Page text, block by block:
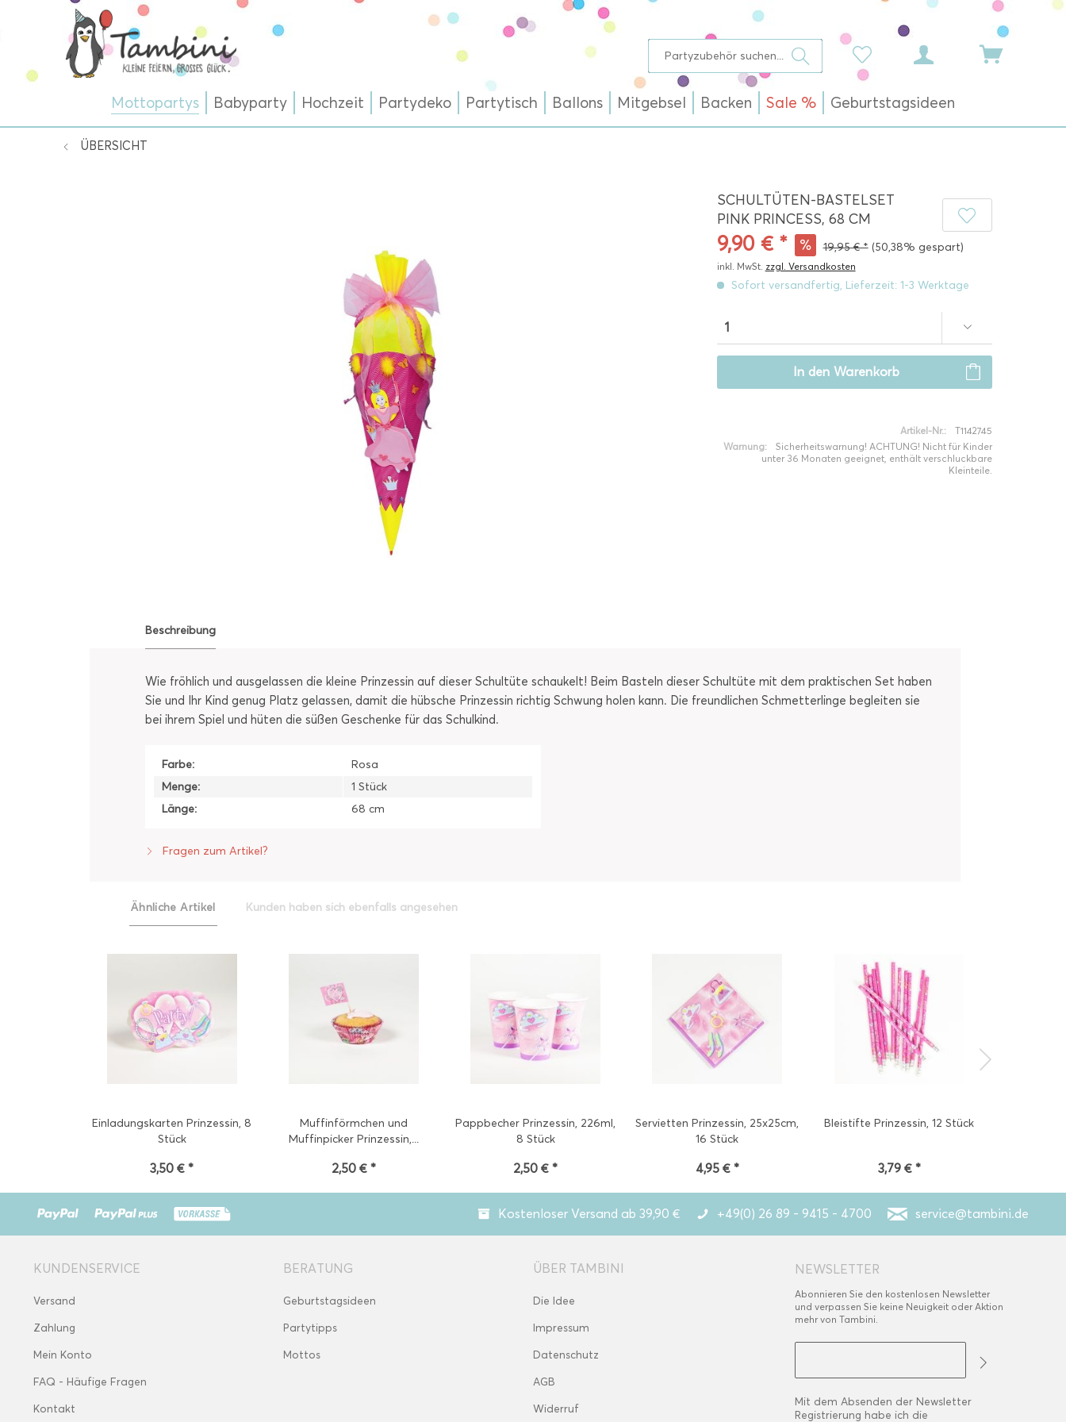
Mottopartys Babyparty Hochzeit Partydeko Partytisch Ballons Mitgebsel Backen Sale % Geburtstagsideen
ÜBERSICHT
SCHULTÜTEN-BASTELSET
PINK PRINCESS, 68 CM
9,90 € * 19,95 € * (50,38% gespart)
inkl. MwSt. zzgl. Versandkosten
Sofort versandfertig, Lieferzeit: 1-3 Werktage
In den Warenkorb
Artikel-Nr.:
T1142745
Warnung:
Sicherheitswarnung! ACHTUNG! Nicht für Kinder
unter 36 Monaten geeignet, enthält verschluckbare
Kleinteile.
Beschreibung
Wie fröhlich und ausgelassen die kleine Prinzessin auf dieser Schultüte schaukelt! Beim Basteln dieser Schultüte mit dem praktischen Set haben
Sie und Ihr Kind genug Platz gelassen, damit die hübsche Prinzessin richtig Schwung holen kann. Die freundlichen Schmetterlinge begleiten sie
bei ihrem Spiel und hüten die süßen Geschenke für das Schulkind.
Farbe:
Rosa
Menge:
1 Stück
Länge:
68 cm
Fragen zum Artikel?
Ähnliche Artikel Kunden haben sich ebenfalls angesehen
Einladungskarten Prinzessin, 8
Stück
3,50 € *
Muffinförmchen und
Muffinpicker Prinzessin,...
2,50 € *
Pappbecher Prinzessin, 226ml,
8 Stück
2,50 € *
Servietten Prinzessin, 25x25cm,
16 Stück
4,95 € *
Bleistifte Prinzessin, 12 Stück
3,79 € *
Kostenloser Versand ab 39,90 € +49(0) 26 89 - 9415 - 4700 service@tambini.de
KUNDENSERVICE
Versand
Zahlung
Mein Konto
FAQ - Häufige Fragen
Kontakt
BERATUNG
Geburtstagsideen
Partytipps
Mottos
ÜBER TAMBINI
Die Idee
Impressum
Datenschutz
AGB
Widerruf
NEWSLETTER
Abonnieren Sie den kostenlosen Newsletter
und verpassen Sie keine Neuigkeit oder Aktion
mehr von Tambini.
Mit dem Absenden der Newsletter
Registrierung habe ich die